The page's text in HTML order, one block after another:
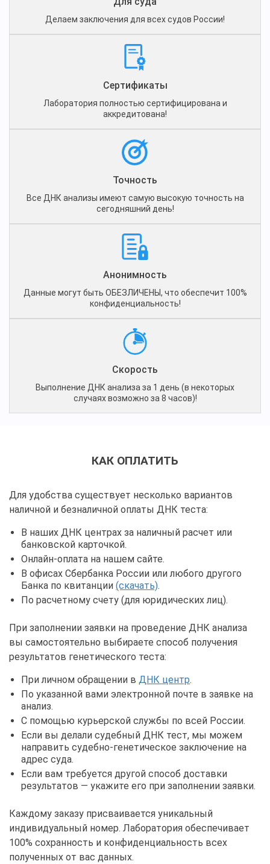
Делаем заключения для всех судов России!
Сертификаты
Лаборатория полностью сертифицирована и
аккредитована!
Точность
Все ДНК анализы имеют самую высокую точность на
сегодняшний день!
Анонимность
Данные могут быть ОБЕЗЛИЧЕНЫ, что обеспечит 100%
конфиденциальность!
Скорость
Выполнение ДНК анализа за 1 день (в некоторых
случаях возможно за 8 часов)!
КАК ОПЛАТИТЬ
Для удобства существует несколько вариантов
наличной и безналичной оплаты ДНК теста:
В наших ДНК центрах за наличный расчет или
банковской карточкой.
Онлайн-оплата на нашем сайте.
В офисах Сбербанка России или любого другого
Банка по квитанции (скачать).
По расчетному счету (для юридических лиц).
При заполнении заявки на проведение ДНК анализа
вы самостоятельно выбираете способ получения
результатов генетического теста:
При личном обращении в ДНК центр.
По указанной вами электронной почте в заявке на
анализ.
С помощью курьерской службы по всей России.
Если вы делали судебный ДНК тест, мы можем
направить судебно-генетическое заключение на
адрес суда.
Если вам требуется другой способ доставки
результатов — укажите его при заполнении заявки.
Каждому заказу присваивается уникальный
индивидуальный номер. Лаборатория обеспечивает
100% сохранность и конфиденциальность всех
полученных от вас данных.